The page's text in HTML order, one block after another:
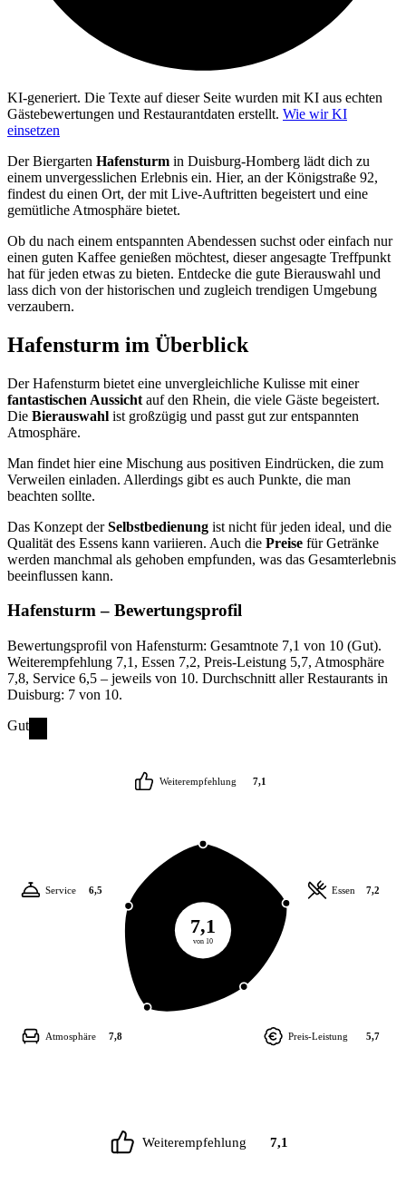
KI-generiert. Die Texte auf dieser Seite wurden mit KI aus echten
Gästebewertungen und Restaurantdaten erstellt. Wie wir KI
einsetzen
Der Biergarten Hafensturm in Duisburg-Homberg lädt dich zu
einem unvergesslichen Erlebnis ein. Hier, an der Königstraße 92,
findest du einen Ort, der mit Live-Auftritten begeistert und eine
gemütliche Atmosphäre bietet.
Ob du nach einem entspannten Abendessen suchst oder einfach nur
einen guten Kaffee genießen möchtest, dieser angesagte Treffpunkt
hat für jeden etwas zu bieten. Entdecke die gute Bierauswahl und
lass dich von der historischen und zugleich trendigen Umgebung
verzaubern.
Hafensturm im Überblick
Der Hafensturm bietet eine unvergleichliche Kulisse mit einer
fantastischen Aussicht auf den Rhein, die viele Gäste begeistert.
Die Bierauswahl ist großzügig und passt gut zur entspannten
Atmosphäre.
Man findet hier eine Mischung aus positiven Eindrücken, die zum
Verweilen einladen. Allerdings gibt es auch Punkte, die man
beachten sollte.
Das Konzept derSelbstbedienung ist nicht für jeden ideal, und die
Qualität des Essens kann variieren. Auch die Preise für Getränke
werden manchmal als gehoben empfunden, was das Gesamterlebnis
beeinflussen kann.
Hafensturm– Bewertungsprofil
Bewertungsprofil von Hafensturm: Gesamtnote 7,1 von 10 (Gut).
Weiterempfehlung 7,1, Essen 7,2, Preis-Leistung 5,7, Atmosphäre
7,8, Service 6,5 – jeweils von 10. Durchschnitt aller Restaurants in
Duisburg: 7 von 10.
Gut
7,1
von 10
Weiterempfehlung 7,1
Essen 7,2
Preis-Leistung 5,7
Atmosphäre 7,8
Service 6,5
Weiterempfehlung 7,1